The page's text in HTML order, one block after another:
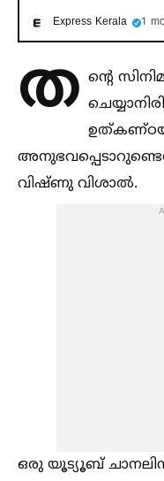
Express Kerala 1
ത ന്റെ
വിഷ്ണു വിശാല്‍.
ഒരു യൂട്യൂബ്